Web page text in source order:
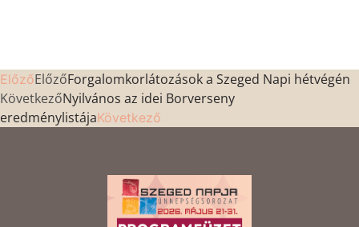
ElőzőElőzőForgalomkorlátozások a Szeged Napi hétvégén
KövetkezőNyilvános az idei Borverseny
eredménylistájaKövetkező